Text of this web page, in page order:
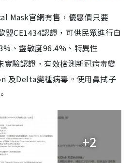
Mask官網有售，優惠價只要
盟CE1434認證，可供民眾進行自
、靈敏度96.4%、特異性
驗認證，有效檢測新冠病毒變
及Delta變種病毒。使用鼻拭子
+2